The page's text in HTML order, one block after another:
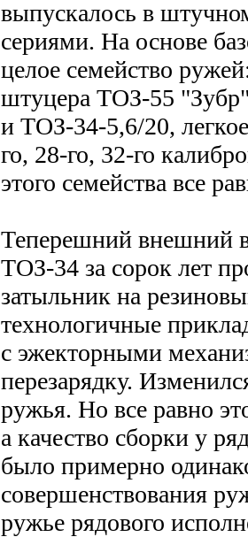
выпускалось в
сериями. На основе
целое семейство
штуцера ТОЗ-55
и ТОЗ-34-5,6/20,
го, 28-го, 32-го
этого семейства все
Теперешний внешний
ТОЗ-34 за сорок лет
затыльник на
технологичные
с эжекторными
перезарядку.
ружья. Но все равно
а качество сборки у
было примерно
совершенствования
ружье рядового